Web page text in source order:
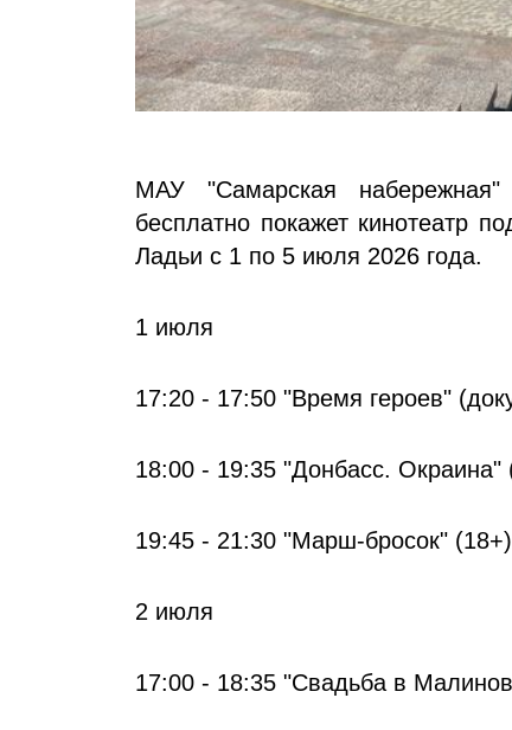
МАУ "Самарская
бесплатно покажет кинотеатр
Ладьи с 1 по 5 июля 2026 года.
1 июля
17:20 - 17:50 "Время героев"
18:00 - 19:35 "Донбасс. Окраина"
19:45 - 21:30 "Марш-бросок"
2 июля
17:00 - 18:35 "Свадьба в